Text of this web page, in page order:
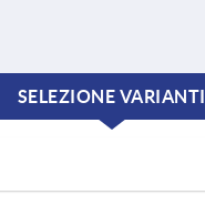
SELEZIONE VARIANTI
CURRENT
CURRENT